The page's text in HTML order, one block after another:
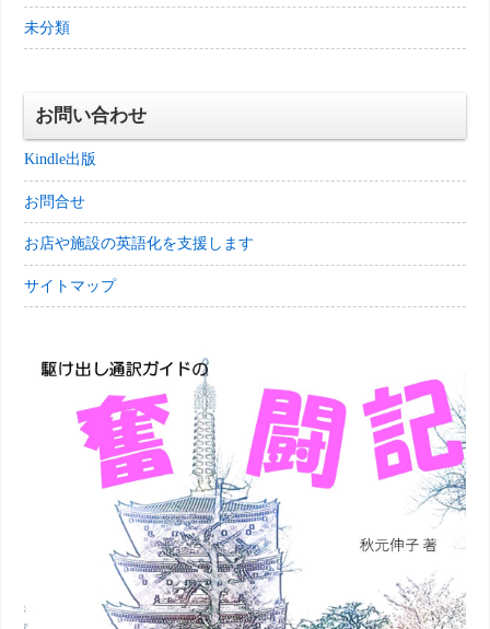
未分類
お問い合わせ
Kindle出版
お問合せ
お店や施設の英語化を支援します
サイトマップ